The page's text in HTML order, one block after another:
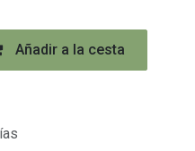
Añadir a la cesta